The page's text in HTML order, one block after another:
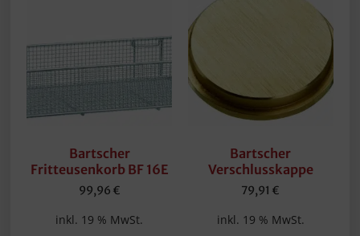
Bartscher
Fritteusenkorb BF 16E
99,96 €
inkl. 19 % MwSt.
Bartscher
Verschlusskappe
79,91 €
inkl. 19 % MwSt.